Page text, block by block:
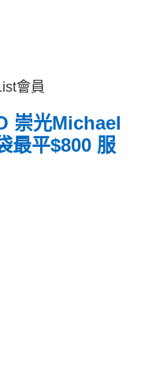
會員
崇光Michael
最平$800 服